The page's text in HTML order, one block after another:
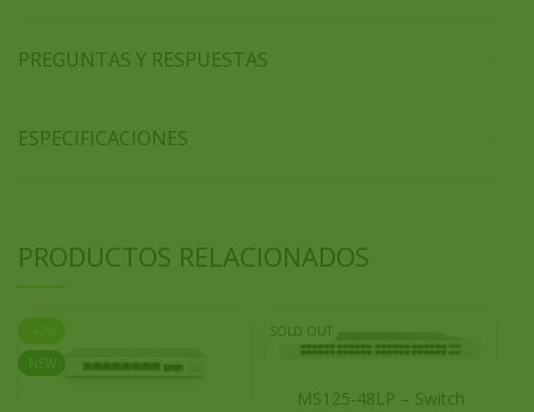
PREGUNTAS Y RESPUESTAS
ESPECIFICACIONES
PRODUCTOS RELACIONADOS
-47%
NEW
SOLD OUT
MS125-48LP – Switch